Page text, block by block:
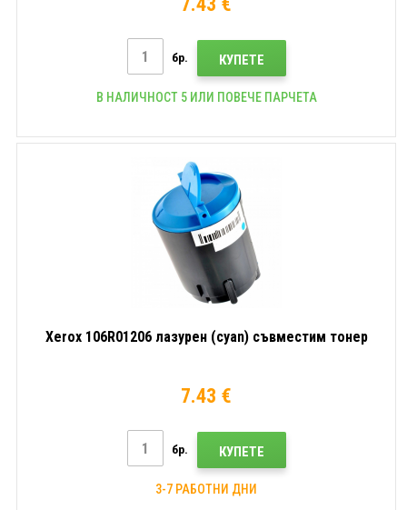
бр. КУПЕТЕ
В НАЛИЧНОСТ 5 ИЛИ ПОВЕЧЕ ПАРЧЕТА
Xerox 106R01206 лазурен (cyan) съвместим тонер
7.43 €
бр. КУПЕТЕ
3-7 РАБОТНИ ДНИ